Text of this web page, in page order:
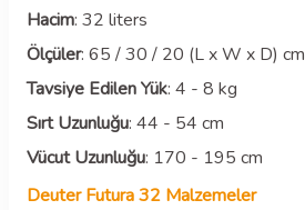
Hacim: 32 liters
Ölçüler: 65 / 30 / 20 (L x W x D) cm
Tavsiye Edilen Yük: 4 - 8 kg
Sırt Uzunluğu: 44 - 54 cm
Vücut Uzunluğu: 170 - 195 cm
Deuter Futura 32 Malzemeler